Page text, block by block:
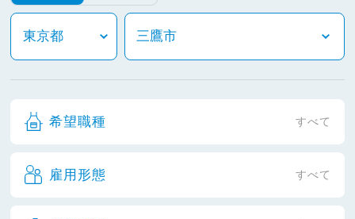
希望職種 すべて
雇用形態 すべて